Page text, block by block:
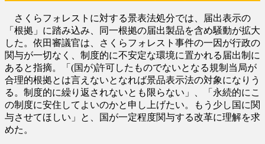
さくらフォレストに対する景表法処分では、届出表示の
「根拠」に踏み込み、同一根拠の届出製品を含め騒動が拡大
した。依田審議官は、さくらフォレスト事件の一因が行政の
関与が一切なく、制度的に不安定な環境に置かれる届出制に
あると指摘。「(国が)許可したものでないとなる規制当局が
合理的根拠とは言えないとなれば景品表示法の対象になりう
る。制度的に繰り返されないとも限らない」、「永続的にこ
の制度に安住してよいのかと申し上げたい。もう少し国に関
与させてほしい」と、国が一定程度関与する改革に理解を求
めた。